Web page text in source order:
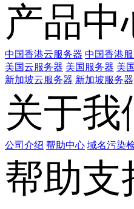
产品中
中国香港云服务器 中国香港
美国云服务器 美国服务器 美
新加坡云服务器 新加坡服务器
关于我
公司介绍 帮助中心 域名污染
帮助支